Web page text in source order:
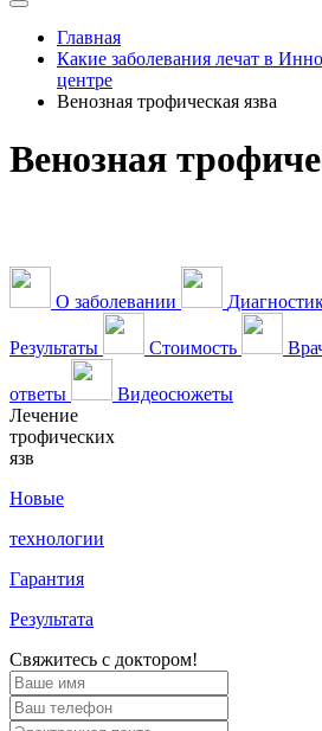
Главная
Какие заболевания лечат в
центре
Венозная трофическая язва
Венозная
О заболевании
Результаты Стоимость
ответы
Видеосюжеты
Лечение
трофических
язв
Новые
технологии
Гарантия
Результата
Свяжитесь с доктором!